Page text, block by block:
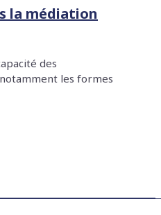
la médiation
des
les formes